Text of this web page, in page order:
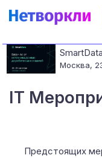
Москва,
IT
Предстоящих